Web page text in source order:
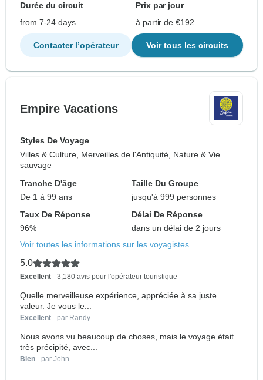
Durée du circuit
Prix par jour
from 7-24 days
à partir de €192
Contacter l’opérateur Voir tous les circuits
Empire Vacations
Styles De Voyage
Villes & Culture, Merveilles de l'Antiquité, Nature & Vie
sauvage
Tranche D'âge
De 1 à 99 ans
Taille Du Groupe
jusqu'à 999 personnes
Taux De Réponse
96%
Délai De Réponse
dans un délai de 2 jours
Voir toutes les informations sur les voyagistes
5.0
Excellent - 3,180 avis pour l'opérateur touristique
Quelle merveilleuse expérience, appréciée à sa juste
valeur. Je vous le...
Excellent - par Randy
Nous avons vu beaucoup de choses, mais le voyage était
très précipité, avec...
Bien - par John